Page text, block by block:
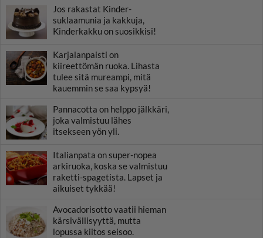
Jos rakastat Kinder-
suklaamunia ja kakkuja,
Kinderkakku on suosikkisi!
Karjalanpaisti on
kiireettömän ruoka. Lihasta
tulee sitä mureampi, mitä
kauemmin se saa kypsyä!
Pannacotta on helppo jälkkäri,
joka valmistuu lähes
itsekseen yön yli.
Italianpata on super-nopea
arkiruoka, koska se valmistuu
raketti-spagetista. Lapset ja
aikuiset tykkää!
Avocadorisotto vaatii hieman
kärsivällisyyttä, mutta
lopussa kiitos seisoo.